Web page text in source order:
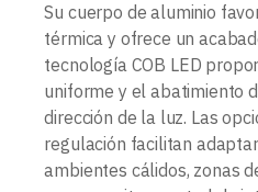
Su cuerpo de aluminio
térmica y ofrece un
tecnología COB LED
uniforme y el abatimiento
dirección de la luz. Las
regulación facilitan
ambientes cálidos, zonas